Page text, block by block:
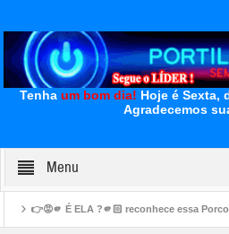
Tenha um bom dia! Hoje é Sexta,
Agradecemos
Menu
?🫵🏻 reconhece essa Porcona da